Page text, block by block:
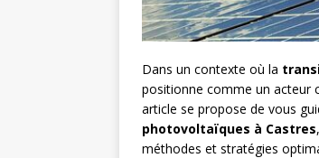
Dans un contexte où la
positionne comme un acteur
article se propose de vous
photovoltaïques à Castres
méthodes et stratégies